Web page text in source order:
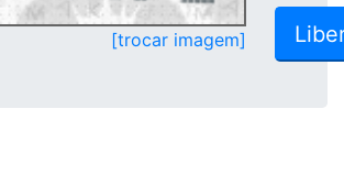
[trocar imagem]